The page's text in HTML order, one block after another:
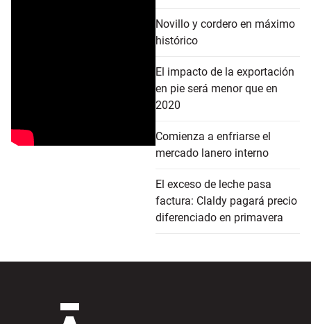
Novillo y cordero en máximo
histórico
El impacto de la exportación
en pie será menor que en
2020
Comienza a enfriarse el
mercado lanero interno
El exceso de leche pasa
factura: Claldy pagará precio
diferenciado en primavera